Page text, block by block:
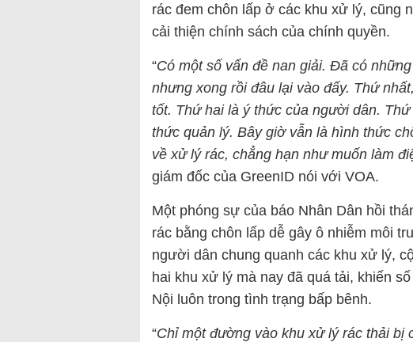
rác đem chôn lấp ở các khu xử lý, cũng
cải thiện chính sách của chính quyền.
“Có một số vấn đề nan giải. Đã có
nhưng xong rồi đâu lại vào đấy. Thứ
tốt. Thứ hai là ý thức của người dân.
thức quản lý. Bây giờ vẫn là hình thức
về xử lý rác, chẳng hạn như muốn làm
giám đốc của GreenID nói với VOA.
Một phóng sự của báo Nhân Dân hồi
rác bằng chôn lấp dễ gây ô nhiễm môi
người dân chung quanh các khu xử lý,
hai khu xử lý mà nay đã quá tải, khiến
Nội luôn trong tình trạng bấp bênh.
“Chỉ một đường vào khu xử lý rác thải bị